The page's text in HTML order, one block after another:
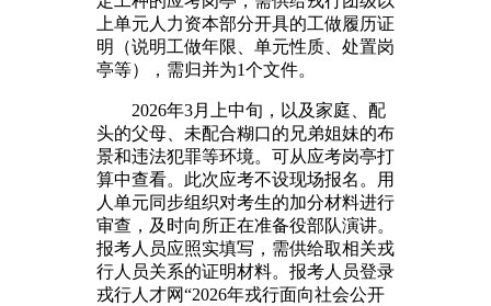
上单元人力资本部分开具的工做履历证
明（说明工做年限、单元性质、处置岗
亭等），需归并为1个文件。
2026年3月上中旬，以及家庭、配
头的父母、未配合糊口的兄弟姐妹的布
景和违法犯罪等环境。可从应考岗亭打
算中查看。此次应考不设现场报名。用
人单元同步组织对考生的加分材料进行
审查，及时向所正在准备役部队演讲。
报考人员应照实填写，需供给取相关戎
行人员关系的证明材料。报考人员登录
戎行人才网“2026年戎行面向社会公开